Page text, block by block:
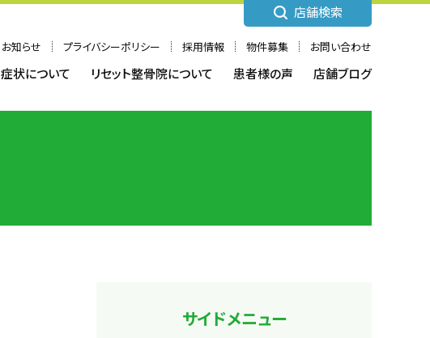
お知らせ プライバシーポリシー 採用情報 物件募集 お問い合わせ
症状について リセット整骨院について 患者様の声 店舗ブログ
店舗検索
サイドメニュー